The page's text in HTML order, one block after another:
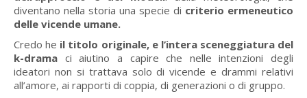
diventano nella storia una specie di criterio ermeneutico
delle vicende umane.
Credo he il titolo originale, e l’intera sceneggiatura del
k-drama ci aiutino a capire che nelle intenzioni degli
ideatori non si trattava solo di vicende e drammi relativi
all’amore, ai rapporti di coppia, di generazioni o di gruppo.